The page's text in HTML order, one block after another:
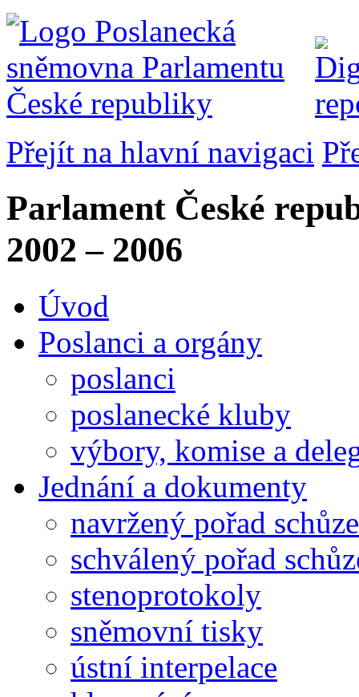
Přejít na hlavní navigaci
Parlament České
2002 – 2006
Úvod
Poslanci a orgány
poslanci
poslanecké kluby
výbory, komise a
Jednání a dokumenty
navržený pořad schůze
schválený pořad
stenoprotokoly
sněmovní tisky
ústní interpelace